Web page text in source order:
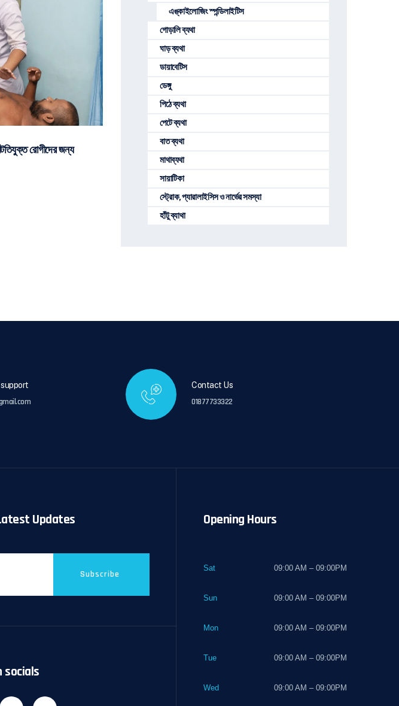
রোগীদের জন্য
এঙ্কাইলোজিং স্পন্ডিলাইটিস
গোড়ালি ব্যথা
ঘাড় ব্যথা
ডায়াবেটিস
ডেঙ্গু
পিঠে ব্যথা
পেটে ব্যথা
বাত ব্যথা
মাথাব্যথা
সায়াটিকা
স্ট্রোক, প্যারালাইসিস ও নার্ভের সমস্যা
হাঁটু ব্যাথা
Contact Us
01877733322
Updates
Subscribe
socials
Opening Hours
Sat 09:00 AM – 09:00PM
Sun 09:00 AM – 09:00PM
Mon 09:00 AM – 09:00PM
Tue 09:00 AM – 09:00PM
Wed 09:00 AM – 09:00PM